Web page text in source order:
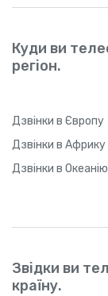
Куди ви
регіон.
Дзвінки в Європу
Дзвінки в Африку
Дзвінки в Океанію
Звідки ви
країну.